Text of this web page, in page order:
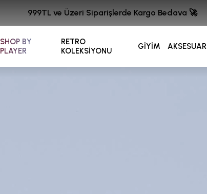
SHOP BY
PLAYER
RETRO
KOLEKSİYONU
GİYİM AKSESUAR
999TL ve Üzeri Siparişlerde Kargo Bedava 🚀